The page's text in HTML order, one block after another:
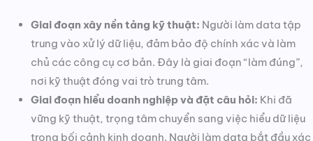
Giai đoạn xây nền tảng kỹ thuật: Người làm data tập
trung vào xử lý dữ liệu, đảm bảo độ chính xác và làm
chủ các công cụ cơ bản. Đây là giai đoạn “làm đúng”,
nơi kỹ thuật đóng vai trò trung tâm.
Giai đoạn hiểu doanh nghiệp và đặt câu hỏi: Khi đã
vững kỹ thuật, trọng tâm chuyển sang việc hiểu dữ liệu
trong bối cảnh kinh doanh. Người làm data bắt đầu xác